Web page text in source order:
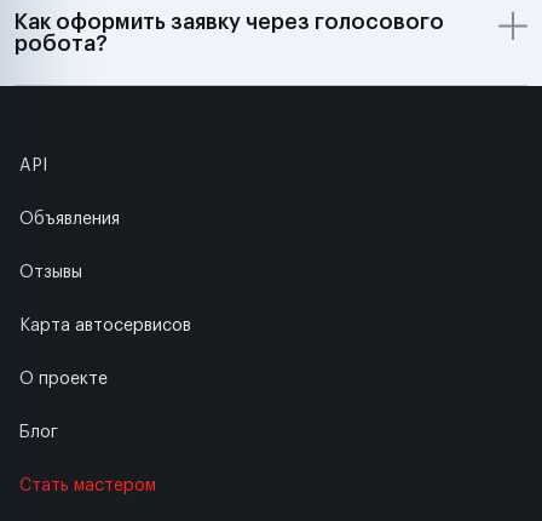
Как оформить заявку через голосового
робота?
API
Объявления
Отзывы
Карта автосервисов
О проекте
Блог
Стать мастером